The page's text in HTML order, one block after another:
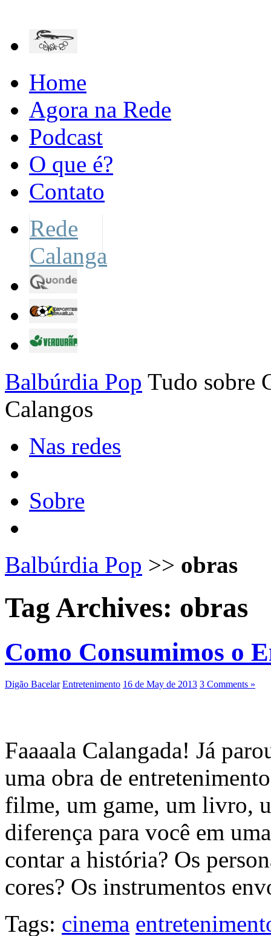
Home
Agora na Rede
Podcast
O que é?
Contato
Rede
Calanga
Balbúrdia Pop Tudo sobre
Calangos
Nas redes
Sobre
Balbúrdia Pop >> obras
Tag Archives: obras
Como Consumimos o
Digão Bacelar Entretenimento 16 de May de 2013 3 Comments »
Faaaala Calangada! Já
uma obra de
filme, um game, um livro,
diferença para você em
contar a história? Os
cores? Os instrumentos
Tags: cinema